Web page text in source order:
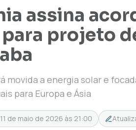
assina
projeto
movida a energia solar e
para Europa e Ásia
11 de maio de 2026 às 21:00